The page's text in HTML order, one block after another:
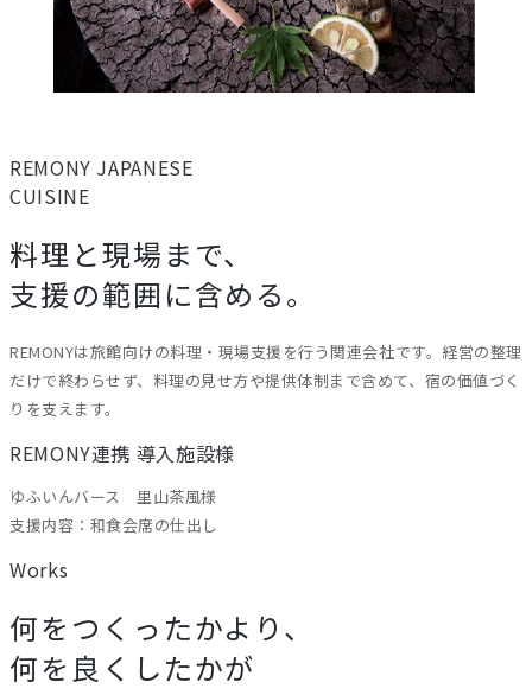
REMONY JAPANESE
CUISINE
料理と現場まで、
支援の範囲に含める。
REMONYは旅館向けの料理・現場支援を行う関連会社です。経営の整理
だけで終わらせず、料理の見せ方や提供体制まで含めて、宿の価値づく
りを支えます。
REMONY連携 導入施設様
ゆふいんバース 里山茶風様
支援内容：和食会席の仕出し
Works
何をつくったかより、
何を良くしたかが